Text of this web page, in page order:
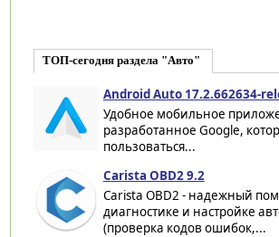
ТОП-сегодня раздела "Авто"
Android Auto 17.2.662634-
Удобное мобильное
разработанное Google,
пользоваться...
Carista OBD2 9.2
Carista OBD2 - надежный
диагностике и настройке
(проверка кодов ошибок,...